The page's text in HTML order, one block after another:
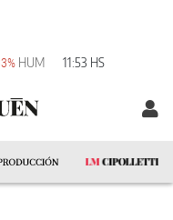
HUM 11:53 HS